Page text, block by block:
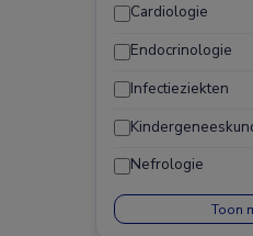
Cardiologie
Endocrinologie
Infectieziekten
Nefrologie
Toon